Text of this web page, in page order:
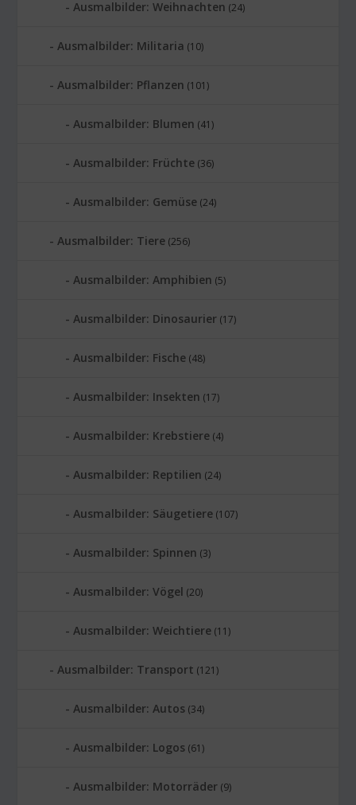
Ausmalbilder: Weihnachten (24)
Ausmalbilder: Militaria (10)
Ausmalbilder: Pflanzen (101)
Ausmalbilder: Blumen (41)
Ausmalbilder: Früchte (36)
Ausmalbilder: Gemüse (24)
Ausmalbilder: Tiere (256)
Ausmalbilder: Amphibien (5)
Ausmalbilder: Dinosaurier (17)
Ausmalbilder: Fische (48)
Ausmalbilder: Insekten (17)
Ausmalbilder: Krebstiere (4)
Ausmalbilder: Reptilien (24)
Ausmalbilder: Säugetiere (107)
Ausmalbilder: Spinnen (3)
Ausmalbilder: Vögel (20)
Ausmalbilder: Weichtiere (11)
Ausmalbilder: Transport (121)
Ausmalbilder: Autos (34)
Ausmalbilder: Logos (61)
Ausmalbilder: Motorräder (9)